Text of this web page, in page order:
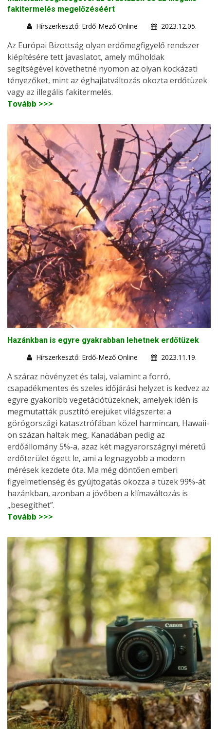
fakitermelés megelőzéséért
Hírszerkesztő: Erdő-Mező Online
2023.12.05.
Az Európai Bizottság olyan erdőmegfigyelő rendszer
kiépítésére tett javaslatot, amely műholdak
segítségével követhetné nyomon az olyan kockázati
tényezőket, mint az éghajlatváltozás okozta erdőtüzek
vagy az illegális fakitermelés.
Tovább >>>
Hazánkban is egyre gyakrabban lehetnek erdőtüzek
Hírszerkesztő: Erdő-Mező Online
2023.11.19.
A száraz növényzet és talaj, valamint a forró,
csapadékmentes és szeles időjárási helyzet is kedvez az
egyre gyakoribb vegetációtüzeknek, amelyek idén is
megmutatták pusztító erejüket világszerte: a
görögországi katasztrófában közel harmincan, Hawaii-
on százan haltak meg, Kanadában pedig az
erdőállomány 5%-a, azaz két magyarországnyi méretű
erdőterület égett le, ami a legnagyobb a modern
mérések kezdete óta. Ma még döntően emberi
figyelmetlenség és gyújtogatás okozza a tüzek 99%-át
hazánkban, azonban a jövőben a klímaváltozás is
„besegíthet”.
Tovább >>>